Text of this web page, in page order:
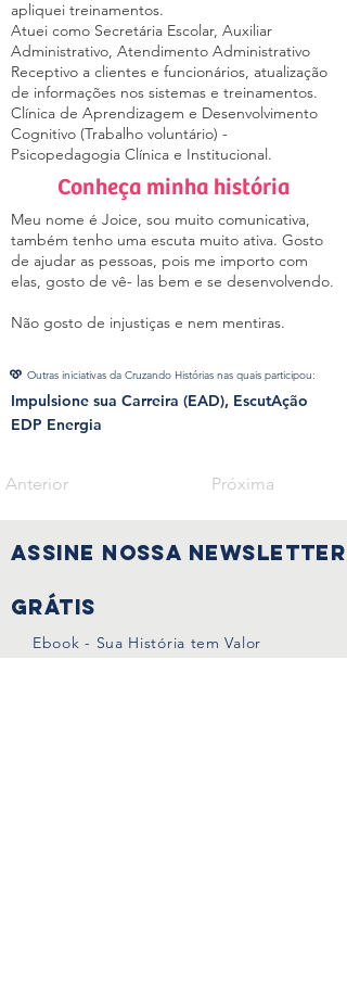
apliquei treinamentos.
Atuei como Secretária Escolar, Auxiliar
Administrativo, Atendimento Administrativo
Receptivo a clientes e funcionários, atualização
de informações nos sistemas e treinamentos.
Clínica de Aprendizagem e Desenvolvimento
Cognitivo (Trabalho voluntário) -
Psicopedagogia Clínica e Institucional.
Conheça minha história
Meu nome é Joice, sou muito comunicativa,
também tenho uma escuta muito ativa. Gosto
de ajudar as pessoas, pois me importo com
elas, gosto de vê- las bem e se desenvolvendo.
Não gosto de injustiças e nem mentiras.
Outras iniciativas da Cruzando Histórias nas quais participou:
Impulsione sua Carreira (EAD), EscutAção
EDP Energia
Anterior Próxima
Assine nossa Newsletter
Grátis
Ebook - Sua História tem Valor